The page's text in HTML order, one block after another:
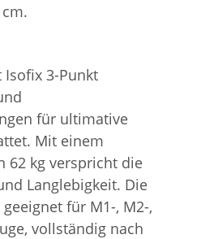
Isofix 3-Punkt
für ultimative
Mit einem
62 kg verspricht die
Langlebigkeit. Die
für M1-, M2-,
vollständig nach